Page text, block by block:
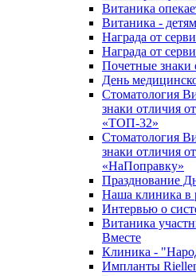
Витаника
Витаника -
Награда от
Награда от
Почетные знаки
День
Стоматология
знаки отличия
«ТОП-32»
Стоматология
знаки отличия
«НаПоправку»
Празднование
Наша клиника в
Интервью о
Витаника
Вместе
Клиника -
Импланты